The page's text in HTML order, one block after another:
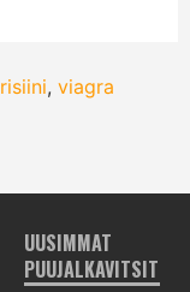
risiini, viagra
UUSIMMAT
PUUJALKAVITSIT